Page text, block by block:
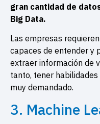
gran cantidad de
Big Data.
Las empresas
capaces de entender y
extraer información de
tanto, tener
muy demandado.
3. Machine